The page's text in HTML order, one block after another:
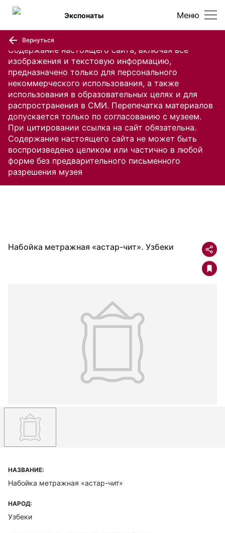
Содержание настоящего сайта, включая все
изображения и текстовую информацию,
предназначено только для персонального
некоммерческого использования, а также
использования в образовательных целях и для
распространения в СМИ. Перепечатка материалов
допускается только по согласованию с музеем.
При цитировании ссылка на сайт обязательна.
Содержание настоящего сайта не может быть
воспроизведено целиком или частично в любой
форме без предварительного письменного
разрешения музея
Меню
Экспонаты
Вернуться
Набойка метражная «астар-чит». Узбеки
НАЗВАНИЕ:
Набойка метражная «астар-чит»
НАРОД:
Узбеки